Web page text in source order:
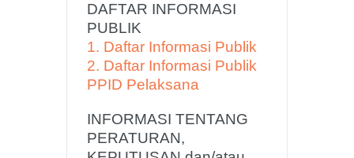
DAFTAR INFORMASI
PUBLIK
1. Daftar Informasi Publik
2. Daftar Informasi Publik
PPID Pelaksana
INFORMASI TENTANG
PERATURAN,